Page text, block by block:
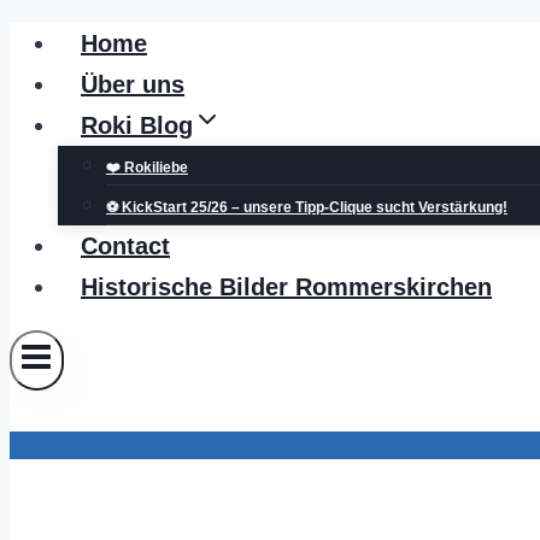
Zum
Inhalt
springen
Home
Über uns
Roki Blog
❤️ Rokiliebe
⚽ KickStart 25/26 – unsere Tipp-Clique sucht Verstärkung!
Contact
Historische Bilder Rommerskirchen